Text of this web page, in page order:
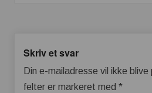
Skriv et svar
Din e-mailadresse vil ikke blive
felter er markeret med *